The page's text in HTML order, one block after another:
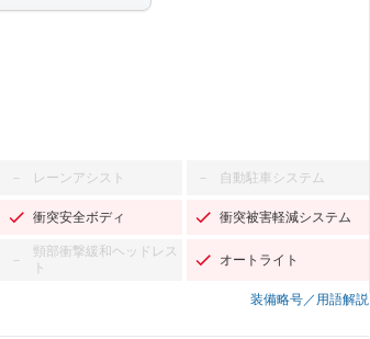
－ レーンアシスト － 自動駐車システム
衝突安全ボディ 衝突被害軽減システム
－
頸部衝撃緩和ヘッドレス
ト
オートライト
装備略号／用語解説